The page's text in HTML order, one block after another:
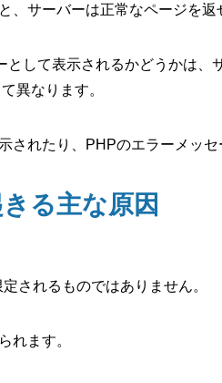
、サーバーは正常なページを返
して表示されるかどうかは、
異なります。
されたり、PHPのエラーメッ
る主な原因
されるものではありません。
れます。